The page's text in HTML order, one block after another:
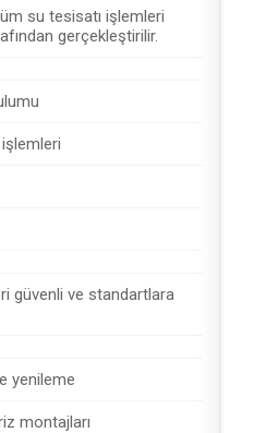
su tesisatı işlemleri
gerçekleştirilir.
güvenli ve standartlara
yenileme
montajları